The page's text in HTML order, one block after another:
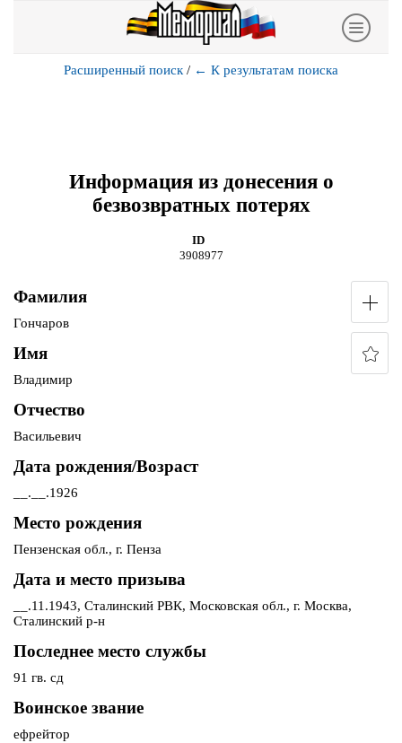
Расширенный поиск / ← К результатам поиска
Информация из донесения о
безвозвратных потерях
ID
3908977
Фамилия
Гончаров
Имя
Владимир
Отчество
Васильевич
Дата рождения/Возраст
__.__.1926
Место рождения
Пензенская обл., г. Пенза
Дата и место призыва
__.11.1943, Сталинский РВК, Московская обл., г. Москва,
Сталинский р-н
Последнее место службы
91 гв. сд
Воинское звание
ефрейтор